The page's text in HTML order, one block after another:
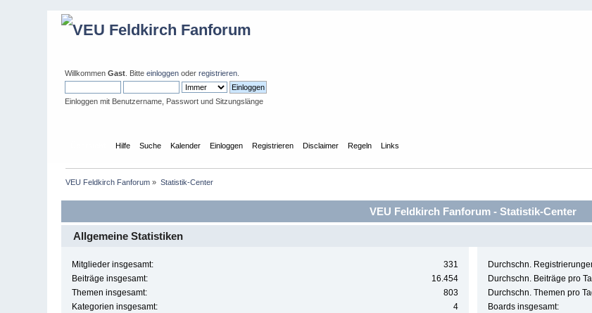
WillkommenGast . Bitteeinloggen oderregistrieren
Einloggen mit Benutzername, Passwort und Sitzungslänge
Hilfe Suche Kalender Einloggen Registrieren Disclaimer Regeln Links
VEU Feldkirch Fanforum » Statistik-Center
VEU Feldkirch Fanforum - Statistik-Center
Allgemeine Statistiken
Mitglieder insgesamt:
331
Beiträge insgesamt:
16.454
Themen insgesamt:
803
Kategorien insgesamt:
4
Durchschn.
Durchschn. Beiträge pro
Durchschn. Themen pro
Boards insgesamt: